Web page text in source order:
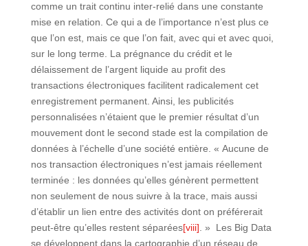
comme un trait continu inter-relié dans une constante
mise en relation. Ce qui a de l’importance n’est plus ce
que l’on est, mais ce que l’on fait, avec qui et avec quoi,
sur le long terme. La prégnance du crédit et le
délaissement de l’argent liquide au profit des
transactions électroniques facilitent radicalement cet
enregistrement permanent. Ainsi, les publicités
personnalisées n’étaient que le premier résultat d’un
mouvement dont le second stade est la compilation de
données à l’échelle d’une société entière. « Aucune de
nos transaction électroniques n’est jamais réellement
terminée : les données qu’elles génèrent permettent
non seulement de nous suivre à la trace, mais aussi
d’établir un lien entre des activités dont on préférerait
peut-être qu’elles restent séparées[viii] . » Les Big Data
se développent dans la cartographie d’un réseau de